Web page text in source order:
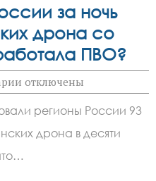
за ночь
дрона со
ПВО?
к
записи
регионами
России
за
сбили
отключены
регионы России 93
дрона в десяти